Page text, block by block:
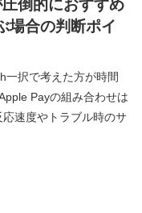
倒的におすすめ
場合の判断ポイ
一択で考えた方が時間
Payの組み合わせは
速度やトラブル時のサ